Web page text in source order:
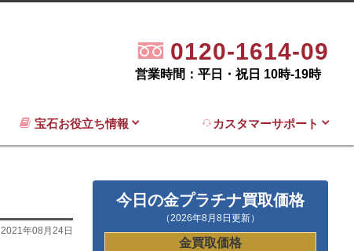
0120-1614-09
営業時間：平日・祝日 10時-19時
宝石お役立ち情報 カスタマーサポート
2021年08月24日
今日の金プラチナ買取価格
（2026年8月8日更新）
金買取価格